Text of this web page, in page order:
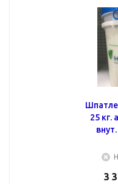
25 кг.
3